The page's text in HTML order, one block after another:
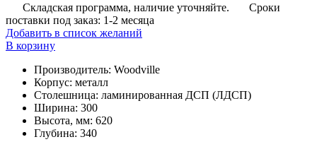
Складская программа, наличие уточняйте.
Сроки
поставки под заказ: 1-2 месяца
Добавить в список желаний
В корзину
Производитель: Woodville
Корпус: металл
Столешница: ламинированная ДСП (ЛДСП)
Ширина: 300
Высота, мм: 620
Глубина: 340